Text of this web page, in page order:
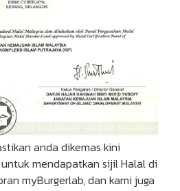
anda dikemas kini
mendapatkan sijil Halal di
myBurgerlab, dan kami juga